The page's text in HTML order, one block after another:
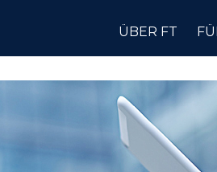
ÜBER FT